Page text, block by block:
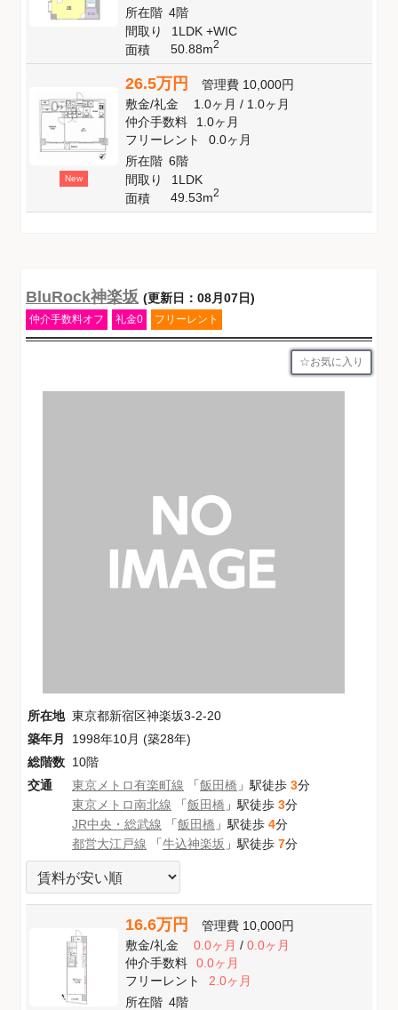
所在階 4階
間取り
1LDK +WIC
面積
50.88m2
New
26.5万円 管理費 10,000円
敷金/礼金 1.0ヶ月/ 1.0ヶ月
仲介手数料
1.0ヶ月
フリーレント
0.0ヶ月
所在階 6階
間取り
1LDK
面積
49.53m2
BluRock神楽坂 (更新日：08月07日)
仲介手数料オフ 礼金0 フリーレント
お気に入り
所在地 東京都新宿区神楽坂3-2-20
築年月
1998年10月 (築28年)
総階数 10階
交通
東京メトロ有楽町線 「飯田橋 」駅徒歩 3分
東京メトロ南北線 「飯田橋 」駅徒歩 3分
JR中央・総武線 「飯田橋 」駅徒歩 4分
都営大江戸線 「牛込神楽坂 」駅徒歩 7分
16.6万円 管理費 10,000円
敷金/礼金 0.0ヶ月/ 0.0ヶ月
仲介手数料
0.0ヶ月
フリーレント
2.0ヶ月
所在階 4階